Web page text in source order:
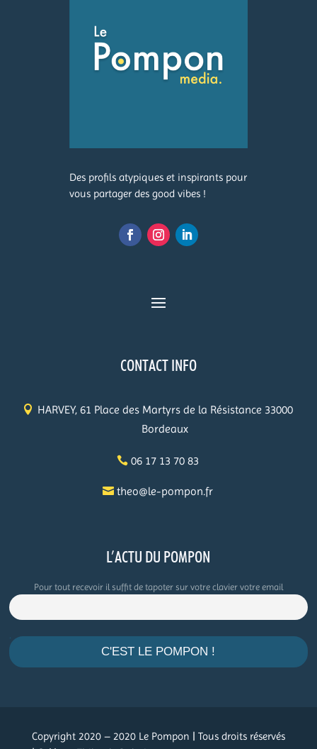
Des profils atypiques et inspirants pour
vous partager des good vibes !
CONTACT INFO
HARVEY, 61 Place des Martyrs de la Résistance 33000
Bordeaux
06 17 13 70 83
theo@le-pompon.fr
L’ACTU DU POMPON
Pour tout recevoir il suffit de tapoter sur votre clavier votre email
Copyright 2020 – 2020 Le Pompon | Tous droits réservés